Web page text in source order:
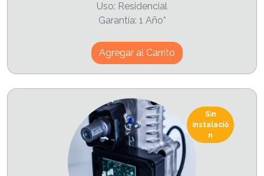
Uso: Residencial
Garantía: 1 Año*
Agregar al Carrito
Sin
instalació
n